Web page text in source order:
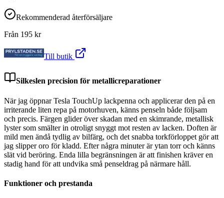
Rekommenderad återförsäljare
Från 195 kr
Till butik
Silkeslen precision för metallicreparationer
När jag öppnar Tesla TouchUp lackpenna och applicerar den på en
irriterande liten repa på motorhuven, känns penseln både följsam
och precis. Färgen glider över skadan med en skimrande, metallisk
lyster som smälter in otroligt snyggt mot resten av lacken. Doften är
mild men ändå tydlig av bilfärg, och det snabba torkförloppet gör att
jag slipper oro för kladd. Efter några minuter är ytan torr och känns
slät vid beröring. Enda lilla begränsningen är att finishen kräver en
stadig hand för att undvika små penseldrag på närmare håll.
Funktioner och prestanda